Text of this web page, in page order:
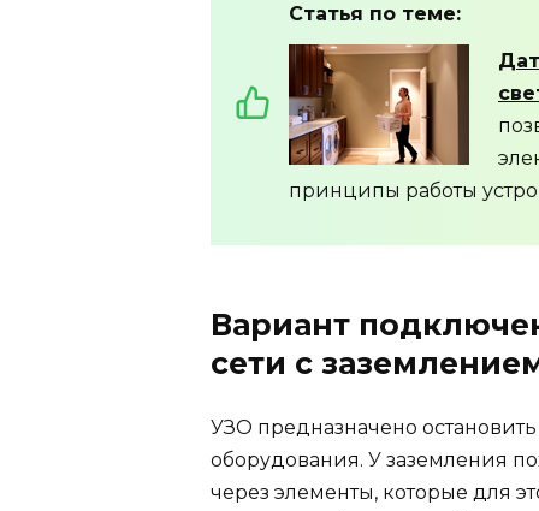
Статья по теме:
принципы работы
Вариант
сети с
УЗО предназначено
оборудования. У заземления
через элементы, которые для